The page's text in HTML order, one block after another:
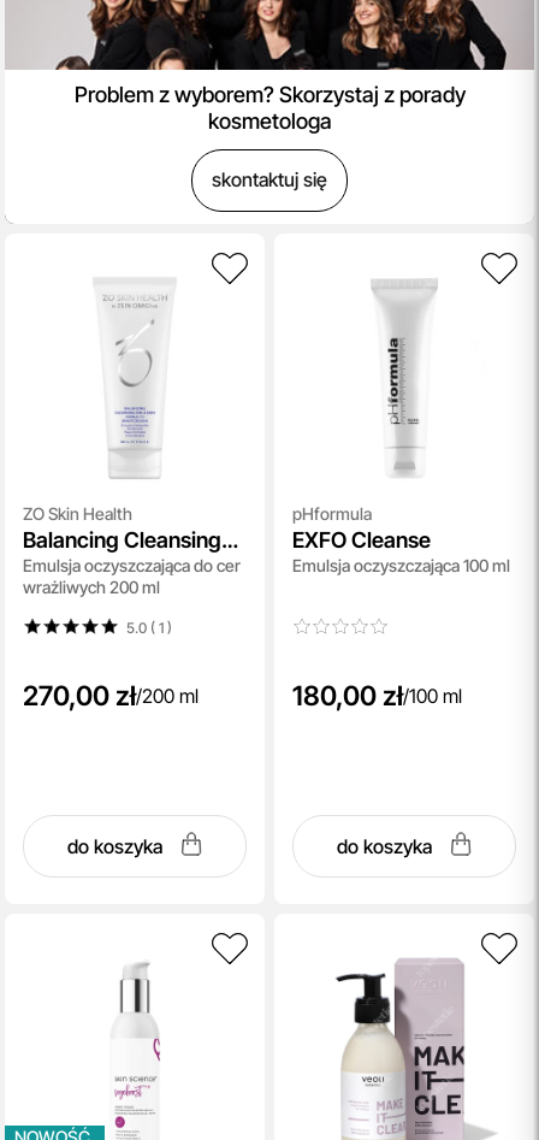
Problem z wyborem? Skorzystaj z porady
kosmetologa
skontaktuj się
ZO Skin Health
Balancing Cleansing
Emulsion
Emulsja oczyszczająca do cer
wrażliwych 200 ml
5.0 ( 1)
270,00 zł/200 ml
do koszyka
pHformula
EXFO Cleanse
Emulsja oczyszczająca 100 ml
180,00 zł/100 ml
do koszyka